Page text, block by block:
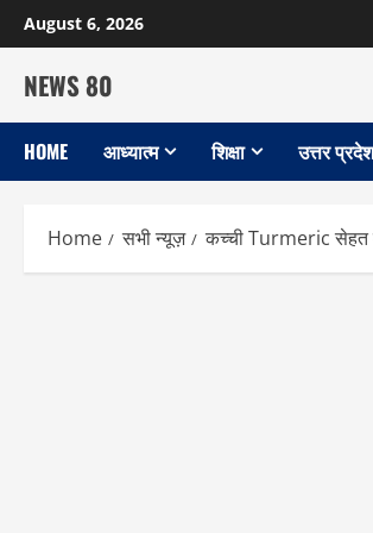
Skip
to
content
August 6, 2026
NEWS 80
HOME आध्यात्म शिक्षा उत्तर प्रदेश
Home सभी न्यूज़ कच्ची Turmeric सेहत